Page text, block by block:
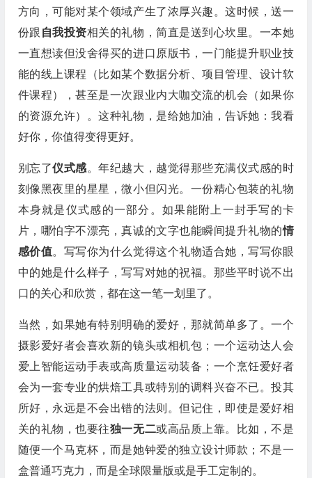
方向，可能对某个领域产生了浓厚兴趣。这时候，送一
份跟 自我投资相关的礼物，简直是送到心坎里。一本她
一直想读但没舍得买的进口原版书，一门能提升职业技
能的线上课程（比如某个数据分析、项目管理、设计软
件课程），甚至是一次跟业内大咖交流的机会（如果你
的资源允许）。这种礼物，是给她加油，告诉她：我看
好你，你值得变得更好。
别忘了仪式感。年纪越大，越觉得那些充满仪式感的时
刻像黑夜里的星星，微小但闪光。一份精心包装的礼物
本身就是仪式感的一部分。如果能附上一封手写的卡
片，哪怕字不漂亮，真诚的文字也能瞬间提升礼物的情
感价值。写写你为什么觉得这个礼物适合她，写写你眼
中的她是什么样子，写写对她的祝福。那些平时说不出
口的关心和欣赏，都在这一笔一划里了。
当然，如果她有特别明确的爱好，那就简单多了。一个
摄影爱好者会喜欢新的镜头或相机包；一个运动达人会
爱上智能运动手表或高质量运动装备；一个烹饪爱好者
会为一套专业的烘焙工具或特别的调料兴奋不已。投其
所好，永远是不会出错的法则。但记住，即使是爱好相
关的礼物，也要往独一无二或高品质上靠。比如，不是
随便一个马克杯，而是她钟爱的独立设计师款；不是一
盒普通巧克力，而是全球限量版或是手工定制的。